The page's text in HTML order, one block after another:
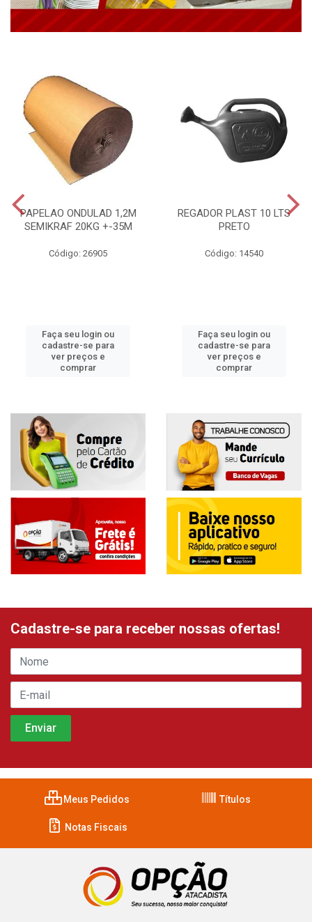
PAPELAO ONDULAD 1,2M
SEMIKRAF 20KG +-35M
Código: 26905
Faça seu login ou
cadastre-se para
ver preços e
comprar
REGADOR PLAST 10 LTS
PRETO
Código: 14540
Faça seu login ou
cadastre-se para
ver preços e
comprar
Cadastre-se para receber nossas ofertas!
Meus Pedidos Títulos
Notas Fiscais